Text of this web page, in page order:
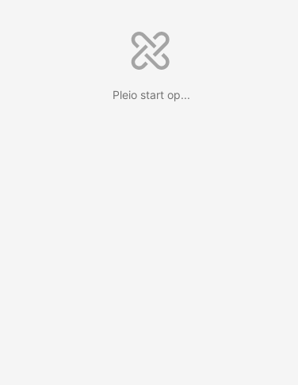
Pleio start op...